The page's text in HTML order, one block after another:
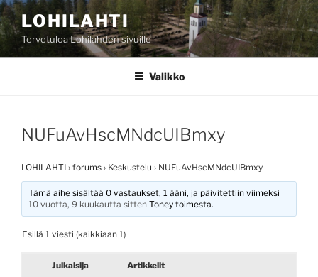
Siirry
sisältöönLOHILAHTI
Tervetuloa Lohilahden sivuille
Valikko
NUFuAvHscMNdcUIBmxy
LOHILAHTI › forums › Keskustelu › NUFuAvHscMNdcUIBmxy
Tämä aihe sisältää 0 vastaukset, 1 ääni, ja päivitettiin viimeksi
10 vuotta, 9 kuukautta sitten Toney toimesta.
Esillä 1 viesti (kaikkiaan 1)
Julkaisija Artikkelit